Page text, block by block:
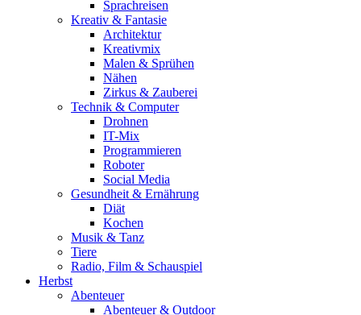
Sprachreisen
Kreativ & Fantasie
Architektur
Kreativmix
Malen & Sprühen
Nähen
Zirkus & Zauberei
Technik & Computer
Drohnen
IT-Mix
Programmieren
Roboter
Social Media
Gesundheit & Ernährung
Diät
Kochen
Musik & Tanz
Tiere
Radio, Film & Schauspiel
Herbst
Abenteuer
Abenteuer & Outdoor